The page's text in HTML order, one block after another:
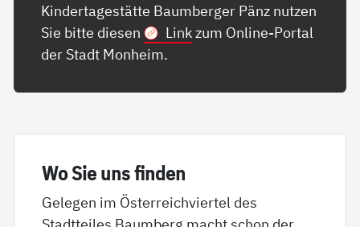
Kindertagestätte Baumberger Pänz nutzen
Sie bitte diesen
Linkzum Online-Portal
der Stadt Monheim.
Wo Sie uns fin­den
Gelegen im Österreichviertel des